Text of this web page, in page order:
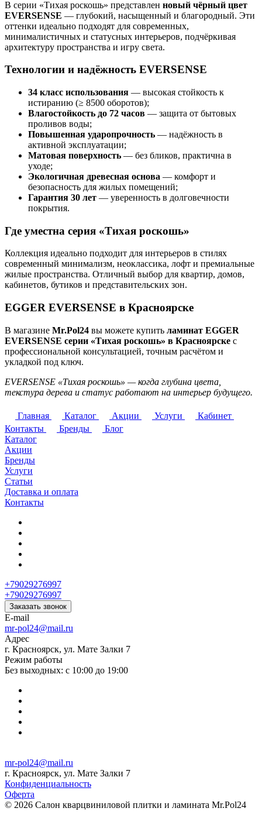
В серии «Тихая роскошь» представлен новый чёрный цвет
EVERSENSE — глубокий, насыщенный и благородный. Эти
оттенки идеально подходят для современных,
минималистичных и статусных интерьеров, подчёркивая
архитектуру пространства и игру света.
Технологии и надёжность EVERSENSE
34 класс использования — высокая стойкость к
истиранию (≥ 8500 оборотов);
Влагостойкость до 72 часов — защита от бытовых
проливов воды;
Повышенная ударопрочность — надёжность в
активной эксплуатации;
Матовая поверхность — без бликов, практична в
уходе;
Экологичная древесная основа — комфорт и
безопасность для жилых помещений;
Гарантия 30 лет — уверенность в долговечности
покрытия.
Где уместна серия «Тихая роскошь»
Коллекция идеально подходит для интерьеров в стилях
современный минимализм, неоклассика, лофт и премиальные
жилые пространства. Отличный выбор для квартир, домов,
кабинетов, бутиков и представительских зон.
EGGER EVERSENSE в Красноярске
В магазине Mr.Pol24 вы можете купить ламинат EGGER
EVERSENSE серии «Тихая роскошь» в Красноярске с
профессиональной консультацией, точным расчётом и
укладкой под ключ.
EVERSENSE «Тихая роскошь» — когда глубина цвета,
текстура дерева и статус работают на интерьер будущего.
Главная Каталог Акции Услуги
Кабинет
Контакты
Бренды
Блог
Каталог
Акции
Бренды
Услуги
Статьи
Доставка и оплата
Контакты
+79029276997
+79029276997
Заказать звонок
E-mail
mr-pol24@mail.ru
Адрес
г. Красноярск, ул. Мате Залки 7
Режим работы
Без выходных: с 10:00 до 19:00
mr-pol24@mail.ru
г. Красноярск, ул. Мате Залки 7
Конфиденциальность
Оферта
© 2026 Салон кварцвиниловой плитки и ламината Mr.Pol24